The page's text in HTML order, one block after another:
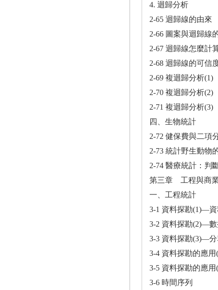
4. 迴歸分析
2-65 迴歸線的由來
2-66 圖案與迴歸線
2-67 迴歸線怎麼計
2-68 迴歸線的可信
2-69 複迴歸分析(1)
2-70 複迴歸分析(2)
2-71 複迴歸分析(3)
四、生物統計
2-72 健保費與二項
2-73 統計野生動物
2-74 醫療統計：判
第三章 工程與商
一、工程統計
3-1 資料探勘(1)—
3-2 資料探勘(2)—
3-3 資料探勘(3)—
3-4 資料探勘的應用
3-5 資料探勘的應用
3-6 時間序列